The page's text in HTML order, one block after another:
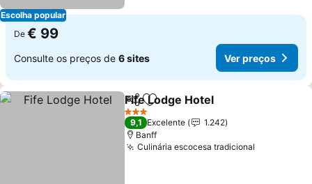
Escolha popular
De € 99
Consulte os preços de 6 sites Ver preços
PartilharAdicionar aos favoritos
Fife Lodge Hotel
3 Estrelas
9,1 Excelente
1.242
Banff
Culinária escocesa tradicional